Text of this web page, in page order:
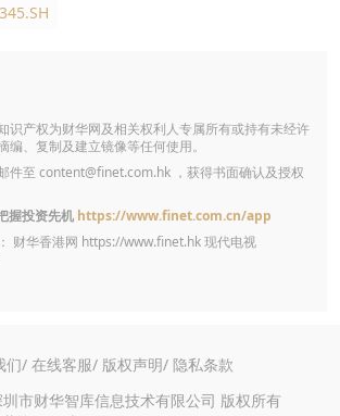
识产权为财华网及相关权利人专属所有或持有未经许
编、复制及建立镜像等任何使用。
件至 content@finet.com.hk ，获得书面确认及授权
握投资先机 https://www.finet.com.cn/app
财华香港网 https://www.finet.hk现代电视
们/ 在线客服/ 版权声明/ 隐私条款
市财华智库信息技术有限公司 版权所有